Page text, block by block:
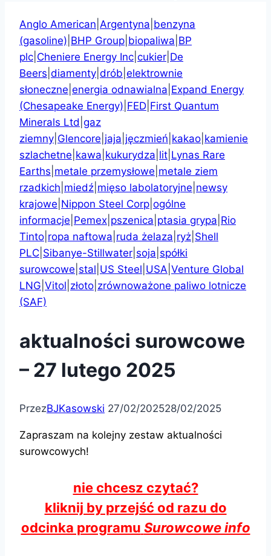
Anglo American Argentyna benzyna
(gasoline) BHP Group biopaliwa BP
plc Cheniere Energy Inc cukier De
Beers diamenty drób elektrownie
słoneczne energia odnawialna Expand Energy
(Chesapeake Energy) FED First Quantum
Minerals Ltd gaz
ziemny Glencore jaja jęczmień kakao kamienie
szlachetne kawa kukurydza lit Lynas Rare
Earths metale przemysłowe metale ziem
rzadkich miedź mięso labolatoryjne newsy
krajowe Nippon Steel Corp ogólne
informacje Pemex pszenica ptasia grypa Rio
Tinto ropa naftowa ruda żelaza ryż Shell
PLC Sibanye-Stillwater soja spółki
surowcowe stal US Steel USA Venture Global
LNG Vitol złoto zrównoważone paliwo lotnicze
(SAF)
aktualności surowcowe
– 27 lutego 2025
PrzezBJKasowski 27/02/202528/02/2025
Zapraszam na kolejny zestaw aktualności
surowcowych!
nie chcesz czytać?
kliknij by przejść od razu do
odcinka programu Surowcowe info